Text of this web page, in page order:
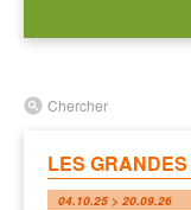
Chercher
LES
04.10.25 > 20.09.26